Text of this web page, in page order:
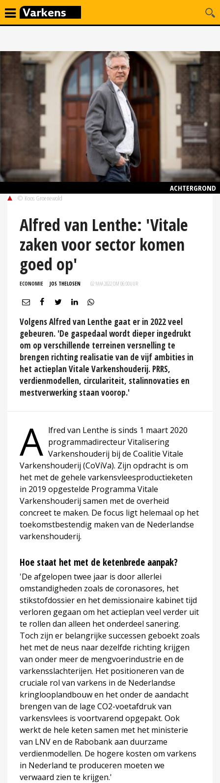
ACHTERGROND
© Koos Groenewold
Alfred van Lenthe: 'Vitale
zaken voor sector komen
goed op'
ECONOMIE JOS THELOSEN 02 MAA 2022 OM 06:00UUR
Volgens Alfred van Lenthe gaat er in 2022 veel
gebeuren. 'De gaspedaal wordt dieper ingedrukt
om op verschillende terreinen versnelling te
brengen richting realisatie van de vijf ambities in
het actieplan Vitale Varkenshouderij. PRRS,
verdienmodellen, circulariteit, stalinnovaties en
mestverwerking staan voorop.'
A lfred van Lenthe is sinds 1 maart 2020
programmadirecteur Vitalisering
Varkenshouderij bij de Coalitie Vitale
Varkenshouderij (CoViVa). Zijn opdracht is om
het met de gehele varkensvleesproductieketen
in 2019 opgestelde Programma Vitale
Varkenshouderij samen met de overheid
concreet te maken. De focus ligt helemaal op het
toekomstbestendig maken van de Nederlandse
varkenshouderij.
Hoe staat het met de ketenbrede aanpak?
'De afgelopen twee jaar is door allerlei
omstandigheden zoals de coronasores, het
stikstofdossier en het demissionaire kabinet tijd
verloren gegaan om het actieplan veel verder uit
te rollen dan alleen het onderdeel sanering.
Toch zijn er belangrijke successen geboekt zoals
het met de neus naar dezelfde richting krijgen
van onder meer de mengvoerindustrie en de
varkensslachterijen. Het positioneren van de
cruciale rol van varkens in de Nederlandse
kringlooplandbouw en het onder de aandacht
brengen van de lage CO2-voetafdruk van
varkensvlees is voortvarend opgepakt. Ook
werkt de hele keten samen met het ministerie
van LNV en de Rabobank aan duurzame
verdienmodellen. De hogere kosten om varkens
in Nederland te produceren moeten we
verwaard zien te krijgen.'